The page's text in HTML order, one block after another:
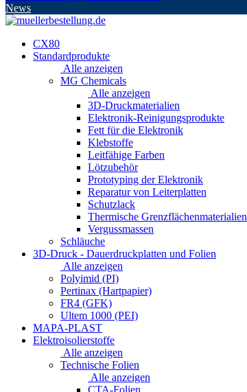
News
CX80
Standardprodukte
Alle anzeigen
MG Chemicals
Alle anzeigen
3D-Druckmaterialien
Elektronik-Reinigungsprodukte
Fett für die Elektronik
Klebstoffe
Leitfähige Farben
Lötzubehör
Prototyping der Elektronik
Reparatur von Leiterplatten
Schutzlack
Thermische Grenzflächenmaterialien
Vergussmassen
Schläuche
3D-Druck - Dauerdruckplatten und Folien
Alle anzeigen
Polyimid (PI)
Pertinax (Hartpapier)
FR4 (GFK)
Ultem 1000 (PEI)
MAPA-PLAST
Elektroisolierstoffe
Alle anzeigen
Technische Folien
Alle anzeigen
CTA-Folien